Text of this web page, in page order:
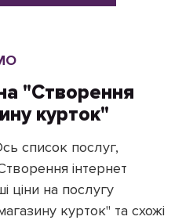
"Створення
курток"
список послуг,
інтернет
ціни на послугу
курток" та схожі